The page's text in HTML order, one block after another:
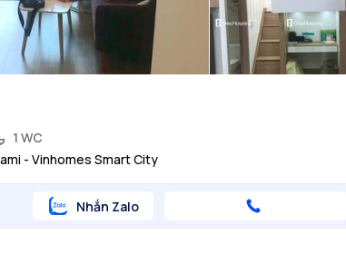
1 WC
- Vinhomes Smart City
Nhắn Zalo